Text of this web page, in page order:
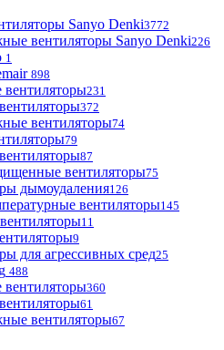
Sanyo Denki3772
вентиляторы Sanyo Denki226
1
898
231
372
вентиляторы74
79
87
вентиляторы75
дымоудаления126
вентиляторы145
11
9
для агрессивных сред25
488
360
61
вентиляторы67